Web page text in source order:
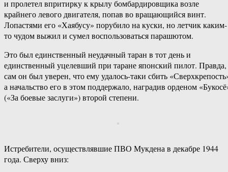
и пролетел впритирку к крылу бомбардировщика возле
крайнего левого двигателя, попав во вращающийся винт.
Лопастями его «Хаябусу» порубило на куски, но летчик каким-
то чудом выжил и сумел воспользоваться парашютом.
Это был единственный неудачный таран в тот день и
единственный уцелевший при таране японский пилот. Правда,
сам он был уверен, что ему удалось-таки сбить
а начальство его в этом поддержало, наградив орденом
(«За боевые заслуги») второй степени.
Истребители, осуществлявшие ПВО Мукдена в декабре 1944
года. Сверху вниз: